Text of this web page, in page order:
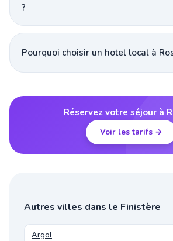
?
Pourquoi choisir un hotel local à
Réservez votre séjour à
Voir les tarifs →
Autres villes dans le Finistère
Argol